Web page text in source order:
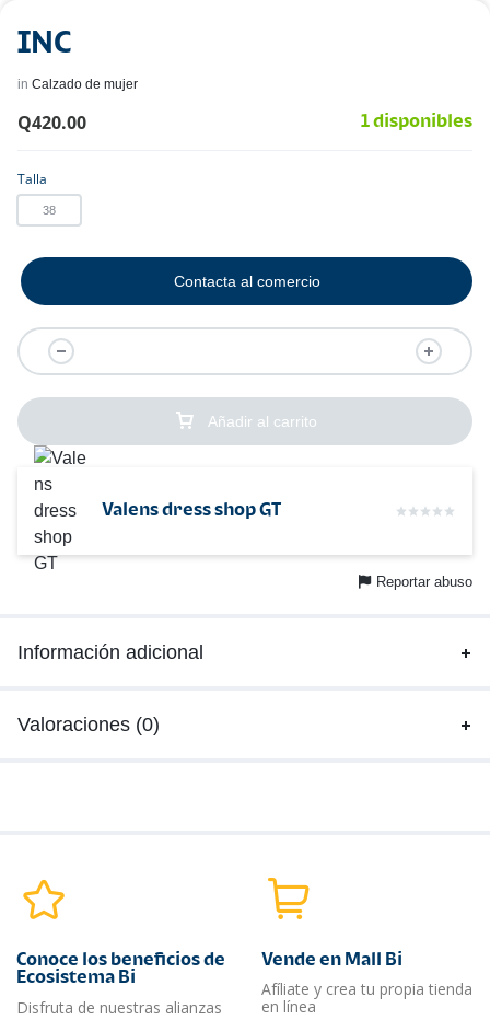
INC
in Calzado de mujer
Q420.00 1 disponibles
Talla
38
Añadir al carrito
Contacta al comercio
Valens dress shop GT
Reportar abuso
Información adicional
Valoraciones (0)
Conoce los beneficios de
Ecosistema Bi
Disfruta de nuestras alianzas
Vende en Mall Bi
Afíliate y crea tu propia tienda
en línea